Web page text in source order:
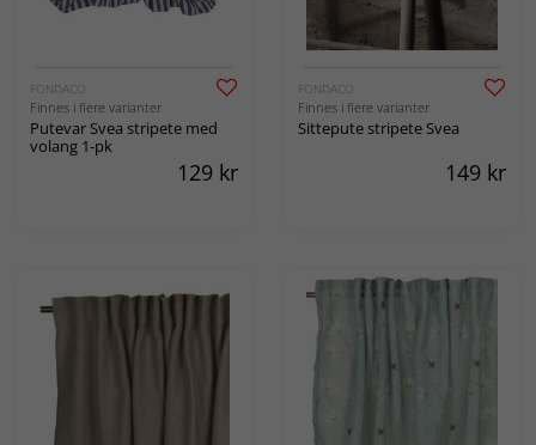
FONDACO
Finnes i flere varianter
Putevar Svea stripete med
volang 1-pk
129 kr
FONDACO
Finnes i flere varianter
Sittepute stripete Svea
149 kr